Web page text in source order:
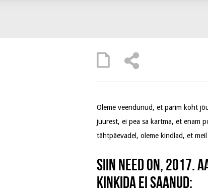
Oleme veendunud, et parim koht
juurest, ei pea sa kartma, et enam
tähtpäevadel, oleme kindlad, et
Siin need on, 2017.
kinkida ei saanud: